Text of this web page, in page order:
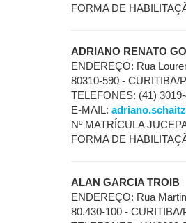
FORMA DE
ADRIANO RENATO
ENDEREÇO: Rua
80310-590 - CURITIBA/
TELEFONES: (41)
E-MAIL:
Nº MATRÍCULA
FORMA DE
ALAN GARCIA TROIB
ENDEREÇO: Rua
80.430-100 - CURITIBA/